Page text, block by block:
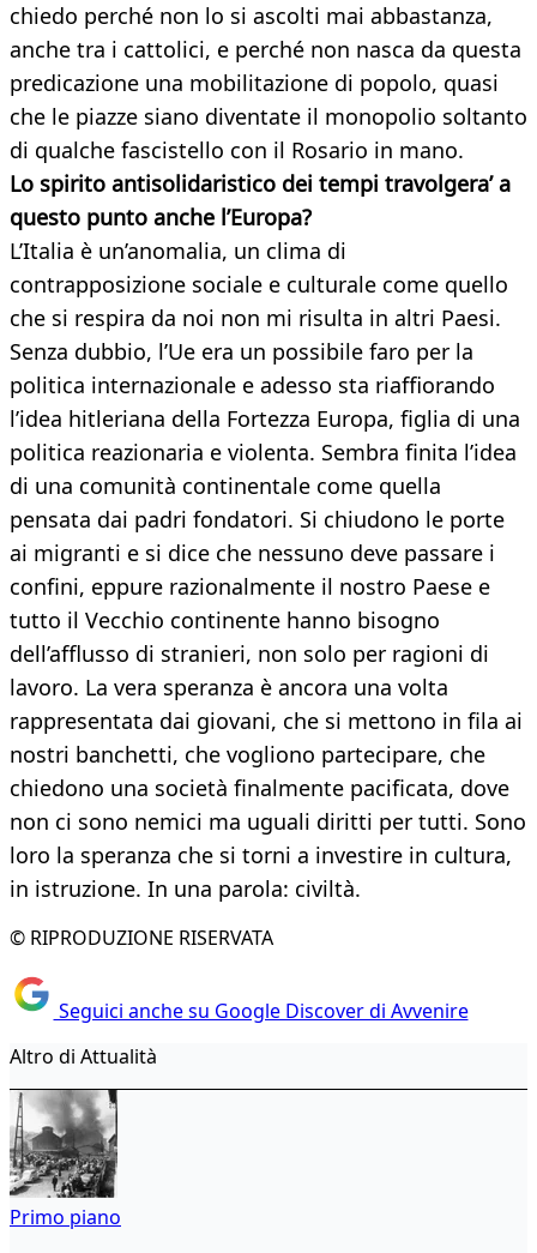
chiedo perché non lo si ascolti mai abbastanza,
anche tra i cattolici, e perché non nasca da questa
predicazione una mobilitazione di popolo, quasi
che le piazze siano diventate il monopolio soltanto
di qualche fascistello con il Rosario in mano.
Lo spirito antisolidaristico dei tempi travolgera’ a
questo punto anche l’Europa?
L’Italia è un’anomalia, un clima di
contrapposizione sociale e culturale come quello
che si respira da noi non mi risulta in altri Paesi.
Senza dubbio, l’Ue era un possibile faro per la
politica internazionale e adesso sta riaffiorando
l’idea hitleriana della Fortezza Europa, figlia di una
politica reazionaria e violenta. Sembra finita l’idea
di una comunità continentale come quella
pensata dai padri fondatori. Si chiudono le porte
ai migranti e si dice che nessuno deve passare i
confini, eppure razionalmente il nostro Paese e
tutto il Vecchio continente hanno bisogno
dell’afflusso di stranieri, non solo per ragioni di
lavoro. La vera speranza è ancora una volta
rappresentata dai giovani, che si mettono in fila ai
nostri banchetti, che vogliono partecipare, che
chiedono una società finalmente pacificata, dove
non ci sono nemici ma uguali diritti per tutti. Sono
loro la speranza che si torni a investire in cultura,
in istruzione. In una parola: civiltà.
© RIPRODUZIONE RISERVATA
Seguici anche su Google Discover di Avvenire
Altro di Attualità
Primo piano